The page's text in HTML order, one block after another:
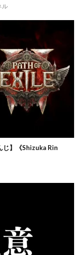
ル
】《Shizuka Rin